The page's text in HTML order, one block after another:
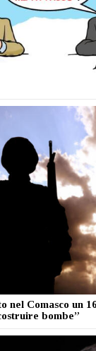
nel Comasco un
bombe”